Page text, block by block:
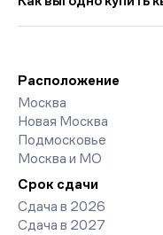
класса. На страницах
качестве
организует просмотр и
минимальной ставке.
заявку на обратный
Расположение
Москва
Новая Москва
Подмосковье
Москва и МО
Срок сдачи
Сдача в 2026
Сдача в 2027